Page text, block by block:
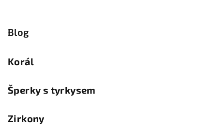
Blog
Korál
Šperky s tyrkysem
Zirkony